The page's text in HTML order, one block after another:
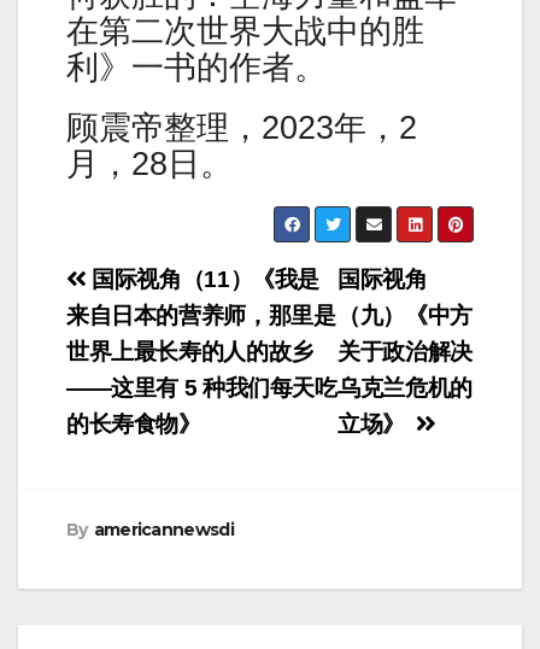
在第二次世界大战中的胜
利》一书的作者。
顾震帝整理，2023年，2
月，28日。
Post
navigation
国际视角
（九）《中方
关于政治解决
乌克兰危机的
立场》
国际视角（11）《我是
来自日本的营养师，那里是
世界上最长寿的人的故乡
——这里有 5 种我们每天吃
的长寿食物》
By americannewsdi